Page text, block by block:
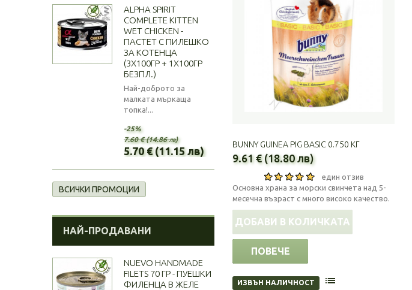
BUNNY GUINEA PIG BASIC 0.750 КГ
9.61 € (18.80 лв)
един отзив
Основна храна за морски свинчета над 5-
месечна възраст с много високо качество.
ДОБАВИ В КОЛИЧКАТА
ПОВЕЧЕ
ИЗВЪН НАЛИЧНОСТ
ALPHA SPIRIT
COMPLETE KITTEN
WET CHICKEN -
ПАСТЕТ С ПИЛЕШКО
ЗА КОТЕНЦА
(3Х100ГР + 1Х100ГР
БЕЗПЛ.)
Най-доброто за
малката мъркаща
топка!...
-25%
7.60 € (14.86 лв)
5.70 € (11.15 лв)
ВСИЧКИ ПРОМОЦИИ
НАЙ-ПРОДАВАНИ
NUEVO HANDMADE
FILETS 70 ГР - ПУЕШКИ
ФИЛЕНЦА В ЖЕЛЕ